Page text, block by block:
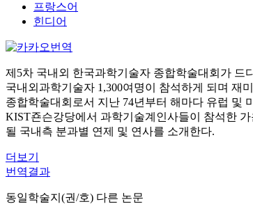
프랑스어
힌디어
제5차 국내외 한국과학기술자 종합학술대회가 드
국내외과학기술자 1,300여명이 참석하게 되며 재
종합학술대회로서 지난 74년부터 해마다 유럽 및
KIST죤슨강당에서 과학기술계인사들이 참석한
될 국내측 분과별 연제 및 연사를 소개한다.
더보기
번역결과
동일학술지(권/호) 다른 논문